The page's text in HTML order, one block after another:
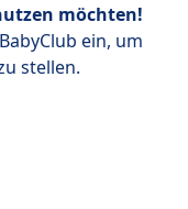
möchten!
ein, um
stellen.